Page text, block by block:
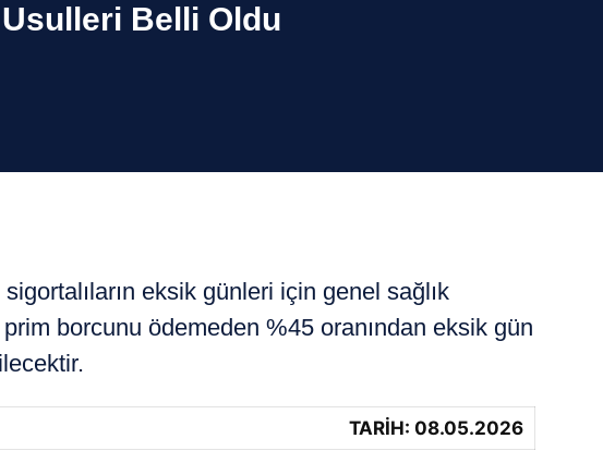
Usulleri Belli Oldu
eksik günleri için genel sağlık
borcunu ödemeden %45 oranından eksik gün
TARİH: 08.05.2026